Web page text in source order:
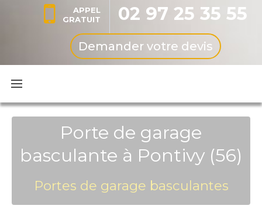
APPEL
GRATUIT
02 97 25 35 55
Demander votre devis
Porte de garage
basculante à Pontivy (56)
Portes de garage basculantes